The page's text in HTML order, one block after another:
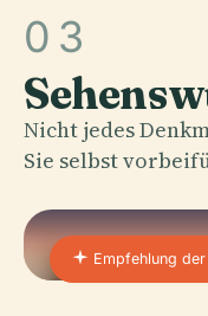
03
Nicht jedes
Sie selbst
Empfehlung